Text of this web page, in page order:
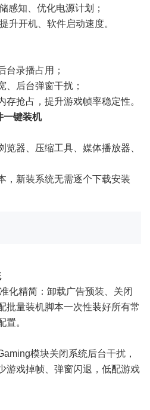
感知、优化电源计划；
升开机、软件启动速度。
台录播占用；
、后台弹窗干扰；
抢占，提升游戏帧率稳定性。
一键装机
器、压缩工具、媒体播放器、
，新装系统无需逐个下载安装
化精简：卸载广告预装、关闭
批量装机脚本一次性装好所有常
置。
模块关闭系统后台干扰，
游戏掉帧、弹窗闪退，低配游戏